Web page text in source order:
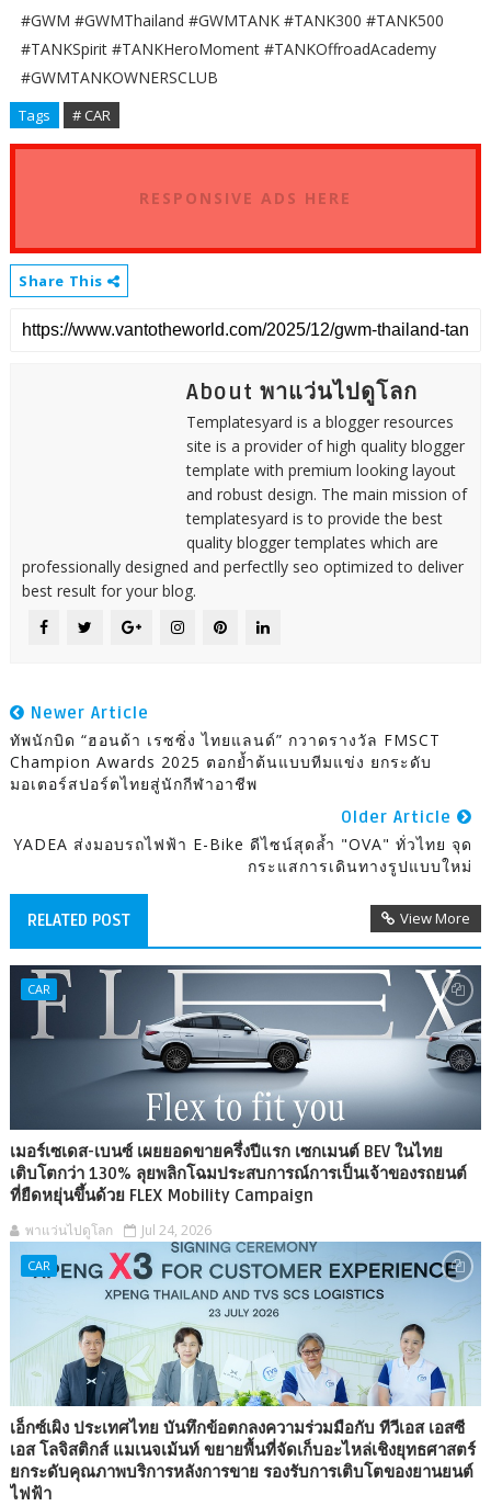
#GWM #GWMThailand #GWMTANK #TANK300 #TANK500
#TANKSpirit #TANKHeroMoment #TANKOffroadAcademy
#GWMTANKOWNERSCLUB
Tags # CAR
RESPONSIVE ADS HERE
Share This
About พาแว่นไปดูโลก
Templatesyard is a blogger resources
site is a provider of high quality blogger
template with premium looking layout
and robust design. The main mission of
templatesyard is to provide the best
quality blogger templates which are
professionally designed and perfectlly seo optimized to deliver
best result for your blog.
Newer Article
ทัพนักบิด “ฮอนด้า เรซซิ่ง ไทยแลนด์” กวาดรางวัล FMSCT
Champion Awards 2025 ตอกย้ำต้นแบบทีมแข่ง ยกระดับ
มอเตอร์สปอร์ตไทยสู่นักกีฬาอาชีพ
Older Article
YADEA ส่งมอบรถไฟฟ้า E-Bike ดีไซน์สุดล้ำ "OVA" ทั่วไทย จุด
กระแสการเดินทางรูปแบบใหม่
RELATED POST View More
CAR
เมอร์เซเดส-เบนซ์ เผยยอดขายครึ่งปีแรก เซกเมนต์ BEV ในไทย
เติบโตกว่า 130% ลุยพลิกโฉมประสบการณ์การเป็นเจ้าของรถยนต์
ที่ยืดหยุ่นขึ้นด้วย FLEX Mobility Campaign
พาแว่นไปดูโลก Jul 24, 2026
CAR
เอ็กซ์เผิง ประเทศไทย บันทึกข้อตกลงความร่วมมือกับ ทีวีเอส เอสซี
เอส โลจิสติกส์ แมเนจเม้นท์ ขยายพื้นที่จัดเก็บอะไหล่เชิงยุทธศาสตร์
ยกระดับคุณภาพบริการหลังการขาย รองรับการเติบโตของยานยนต์
ไฟฟ้า